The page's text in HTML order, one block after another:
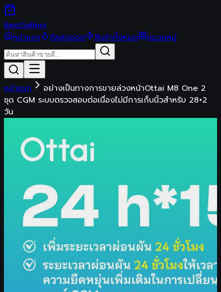
BestSellers
หน้าแรก
ดีลสุดฮอต สินค้าทั้งหมด หมวดหมู่
หน้าแรก
อย่างเป็นทางการขายล่วงหน้าOttai M8 One 2
ชุด CGM ระบบตรวจสอบต่อเนื่องไม่มีการเก็บนิ้วสําหรับ 28+2
วัน